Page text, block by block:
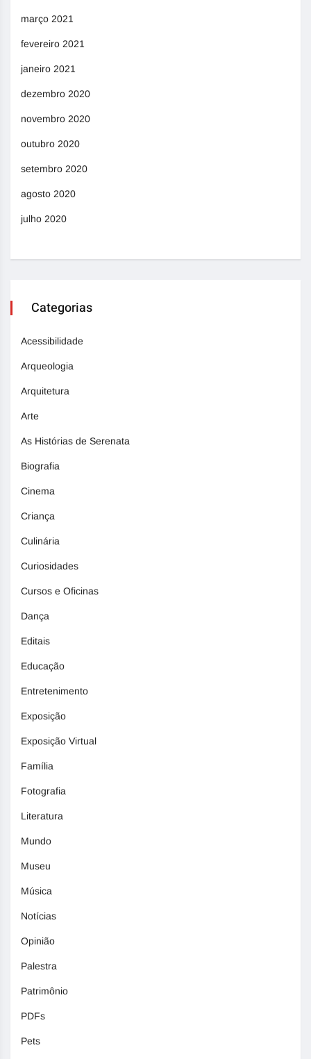
março 2021
fevereiro 2021
janeiro 2021
dezembro 2020
novembro 2020
outubro 2020
setembro 2020
agosto 2020
julho 2020
Categorias
Acessibilidade
Arqueologia
Arquitetura
Arte
As Histórias de Serenata
Biografia
Cinema
Criança
Culinária
Curiosidades
Cursos e Oficinas
Dança
Editais
Educação
Entretenimento
Exposição
Exposição Virtual
Família
Fotografia
Literatura
Mundo
Museu
Música
Notícias
Opinião
Palestra
Patrimônio
PDFs
Pets